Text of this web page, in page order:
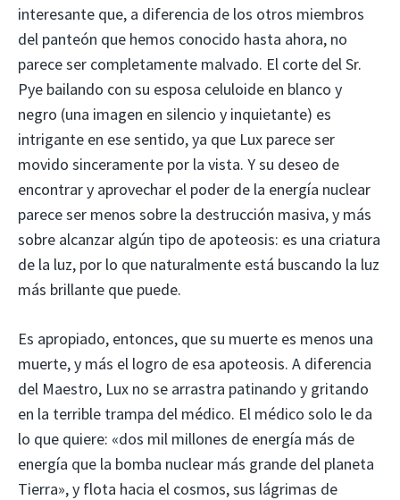
interesante que, a diferencia de los otros miembros
del panteón que hemos conocido hasta ahora, no
parece ser completamente malvado. El corte del Sr.
Pye bailando con su esposa celuloide en blanco y
negro (una imagen en silencio y inquietante) es
intrigante en ese sentido, ya que Lux parece ser
movido sinceramente por la vista. Y su deseo de
encontrar y aprovechar el poder de la energía nuclear
parece ser menos sobre la destrucción masiva, y más
sobre alcanzar algún tipo de apoteosis: es una criatura
de la luz, por lo que naturalmente está buscando la luz
más brillante que puede.
Es apropiado, entonces, que su muerte es menos una
muerte, y más el logro de esa apoteosis. A diferencia
del Maestro, Lux no se arrastra patinando y gritando
en la terrible trampa del médico. El médico solo le da
lo que quiere: «dos mil millones de energía más de
energía que la bomba nuclear más grande del planeta
Tierra», y flota hacia el cosmos, sus lágrimas de